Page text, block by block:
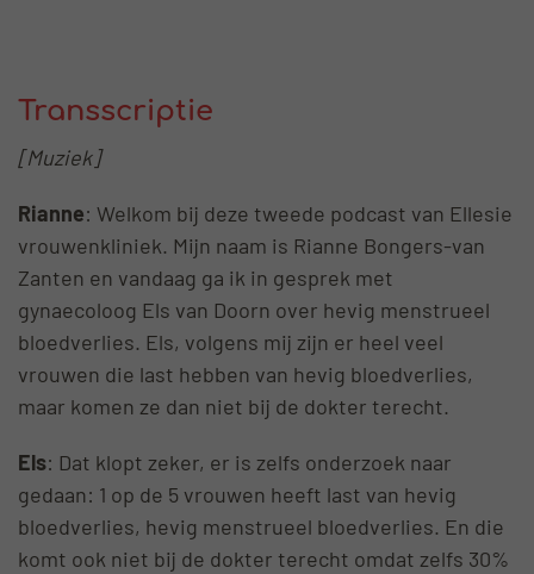
Transscriptie
[Muziek]
Rianne: Welkom bij deze tweede podcast van Ellesie
vrouwenkliniek. Mijn naam is Rianne Bongers-van
Zanten en vandaag ga ik in gesprek met
gynaecoloog Els van Doorn over hevig menstrueel
bloedverlies. Els, volgens mij zijn er heel veel
vrouwen die last hebben van hevig bloedverlies,
maar komen ze dan niet bij de dokter terecht.
Els: Dat klopt zeker, er is zelfs onderzoek naar
gedaan: 1 op de 5 vrouwen heeft last van hevig
bloedverlies, hevig menstrueel bloedverlies. En die
komt ook niet bij de dokter terecht omdat zelfs 30%